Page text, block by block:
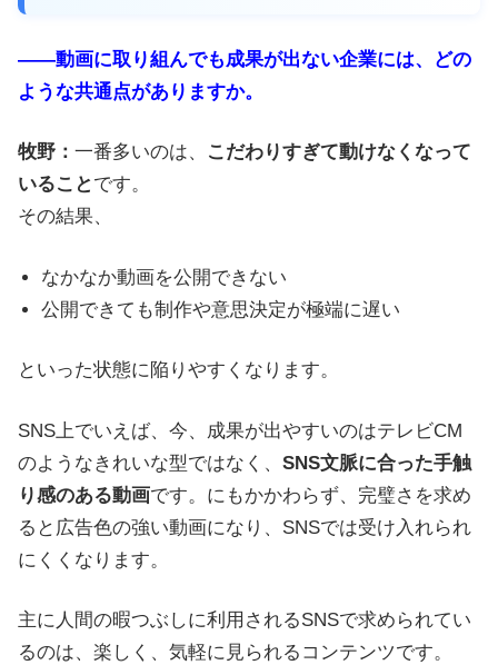
――動画に取り組んでも成果が出ない企業には、どの
ような共通点がありますか。
牧野： 一番多いのは、
こだわりすぎて動けなくなって
いること です。
その結果、
なかなか動画を公開できない
公開できても制作や意思決定が極端に遅い
といった状態に陥りやすくなります。
SNS上でいえば、今、成果が出やすいのはテレビCM
のようなきれいな型ではなく、 SNS文脈に合った手触
り感のある動画です。にもかかわらず、完璧さを求め
ると広告色の強い動画になり、SNSでは受け入れられ
にくくなります。
主に人間の暇つぶしに利用されるSNSで求められてい
るのは、楽しく、気軽に見られるコンテンツです。